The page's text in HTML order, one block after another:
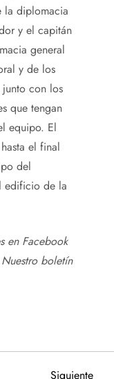
la diplomacia
y el capitán
general
y de los
con los
que tengan
equipo. El
el final
del
edificio de la
en Facebook
Nuestro boletín
Siguiente